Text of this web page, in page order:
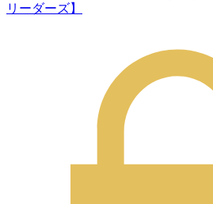
リーダーズ】